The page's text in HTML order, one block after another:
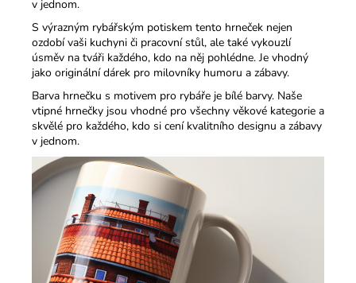
v jednom.​
S výrazným rybářským potiskem tento hrneček nejen
ozdobí vaši kuchyni či pracovní stůl, ale také vykouzlí
úsměv na tváři každého, kdo na něj pohlédne. Je vhodný
jako originální dárek pro milovníky humoru a zábavy.​
Barva hrnečku s motivem pro rybáře je bílé barvy. Naše
vtipné hrnečky jsou vhodné pro všechny věkové kategorie a
skvělé pro každého, kdo si cení kvalitního designu a zábavy
v jednom.​